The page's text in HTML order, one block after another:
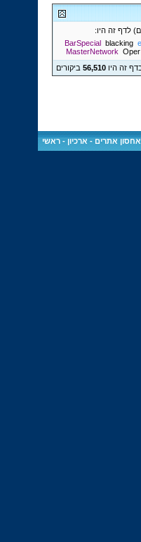
BarSpecial blacking
MasterNetwork Oper
זה היו56,510 ביקורים
אתרים - ארכיון -ראשי